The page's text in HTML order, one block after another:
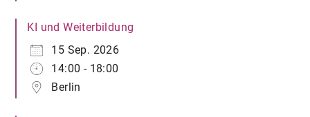
KI und Weiterbildung
15 Sep. 2026
14:00 - 18:00
Berlin